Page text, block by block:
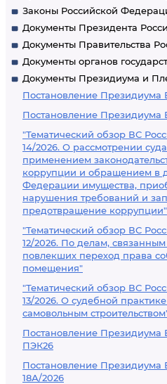
Законы Российской
Документы Президента
Документы Правительства
Документы органов
Документы Президиума и
Постановление Президиума
Постановление Президиума
"Тематический обзор ВС
14/2026. О рассмотрении
применением
коррупции и обращением в
Федерации имущества,
нарушения требований и
предотвращение коррупции"
"Тематический обзор ВС
12/2026. По делам,
повлекших переход права
помещения"
"Тематический обзор ВС
13/2026. О судебной
самовольным
Постановление Президиума
ПЭК26
Постановление Президиума
18А/2026